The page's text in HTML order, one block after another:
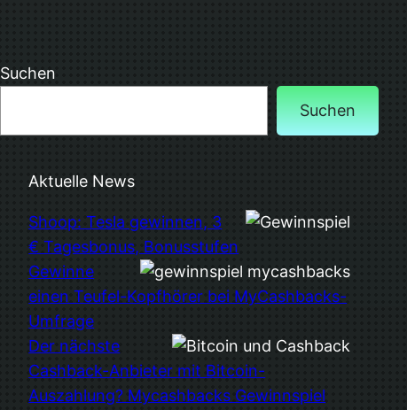
Suchen
Suchen
Aktuelle News
Shoop: Tesla gewinnen, 3
€ Tagesbonus, Bonusstufen
Gewinne
einen Teufel-Kopfhörer bei MyCashbacks-
Umfrage
Der nächste
Cashback-Anbieter mit Bitcoin-
Auszahlung? Mycashbacks Gewinnspiel